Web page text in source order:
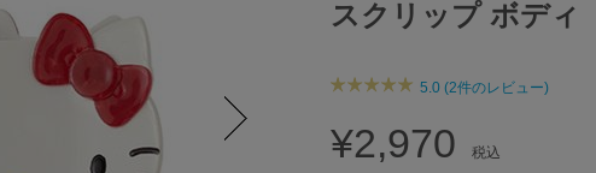
スクリップ ボディ
5.0 (2件のレビュー)
¥2,970 税込